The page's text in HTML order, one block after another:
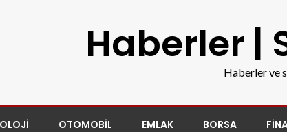
Haberler |
Haberler ve
OTOMOBIL EMLAK BORSA